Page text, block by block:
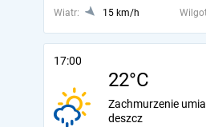
Wiatr:
15 km/h
17:00
22°C
Zachmurzenie
deszcz